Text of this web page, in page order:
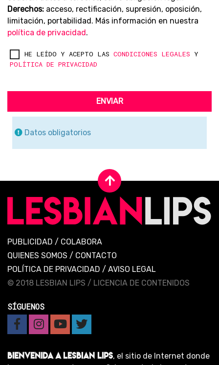
Derechos: acceso, rectificación, supresión, oposición,
limitación, portabilidad. Más información en nuestra
política de privacidad.
HE LEÍDO Y ACEPTO LAS CONDICIONES LEGALES Y
POLÍTICA DE PRIVACIDAD
ENVIAR
Datos obligatorios
PUBLICIDAD / COLABORA
QUIENES SOMOS / CONTACTO
POLÍTICA DE PRIVACIDAD / AVISO LEGAL
© 2018 LESBIAN LIPS / LICENCIA DE CONTENIDOS
SÍGUENOS
BIENVENIDA A LESBIAN LIPS, el sitio de Internet donde